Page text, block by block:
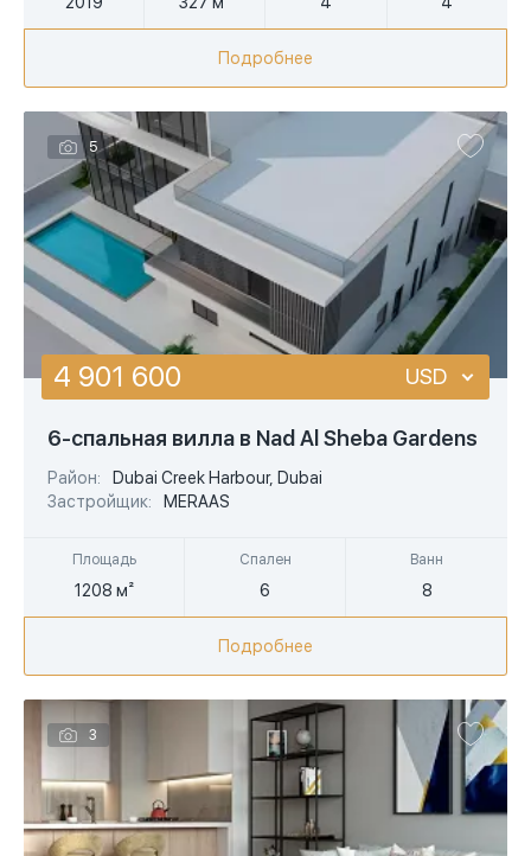
Подробнее
5
6-спальная вилла в Nad Al Sheba Gardens
Район:
Dubai Creek Harbour, Dubai
Застройщик:
MERAAS
Площадь
1208 м²
Спален
6
Ванн
8
4 901 600 USD
USD
Подробнее
3